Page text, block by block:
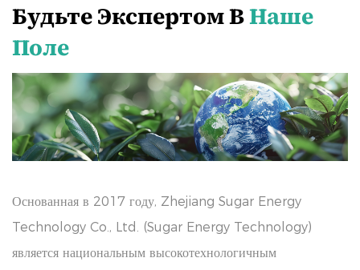
Будьте Экспертом ВНаше
Поле
Основанная в 2017 году, Zhejiang Sugar Energy
Technology Co., Ltd. (Sugar Energy Technology)
является национальным высокотехнологичным